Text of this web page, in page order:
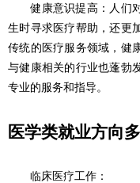
健康意识提高：人们对
生时寻求医疗帮助，还更
传统的医疗服务领域，健
与健康相关的行业也蓬勃
专业的服务和指导。
医学类就业方向
临床医疗工作：